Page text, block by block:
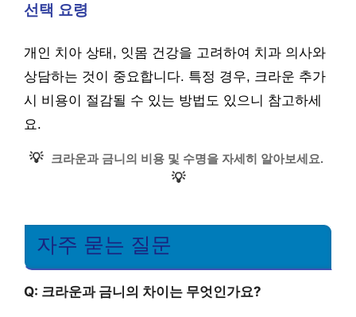
선택 요령
개인 치아 상태, 잇몸 건강을 고려하여 치과 의사와
상담하는 것이 중요합니다. 특정 경우, 크라운 추가
시 비용이 절감될 수 있는 방법도 있으니 참고하세
요.
💡 크라운과 금니의 비용 및 수명을 자세히 알아보세요.
💡
자주 묻는 질문
Q: 크라운과 금니의 차이는 무엇인가요?